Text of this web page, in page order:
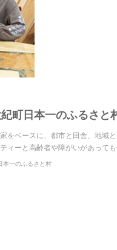
町日本一のふるさと
をベースに、都市と田舎、地域
ィーと高齢者や障がいがあって
本一のふるさと村